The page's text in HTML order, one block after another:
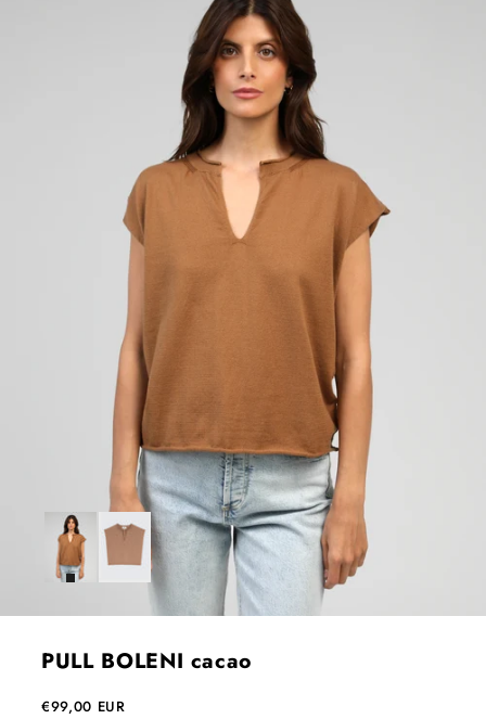
PULL BOLENI cacao
Prix de vente
€99,00 EUR